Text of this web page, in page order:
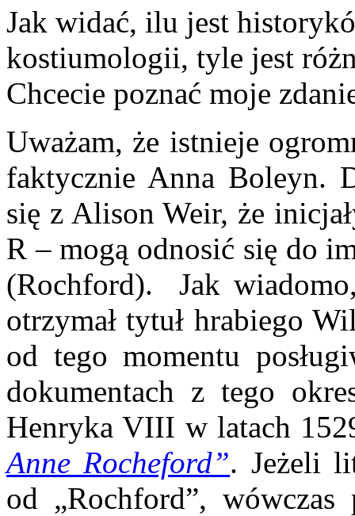
Jak widać, ilu jest
kostiumologii, tyle jest
Chcecie poznać moje
Uważam, że istnieje
faktycznie Anna Boleyn.
się z Alison Weir, że
R – mogą odnosić się do
(Rochford). Jak
otrzymał tytuł hrabiego
od tego momentu
dokumentach z tego
Henryka VIII w latach
Anne Rocheford”. Jeżeli
od „Rochford”,